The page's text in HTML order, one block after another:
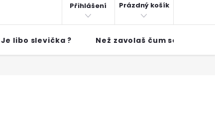
Přihlášení Prázdný košík
Je libo slevička ? Než zavolaš čum sem!!